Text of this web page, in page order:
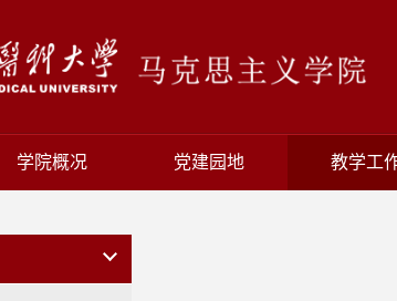
学院概况 党建园地 教学工